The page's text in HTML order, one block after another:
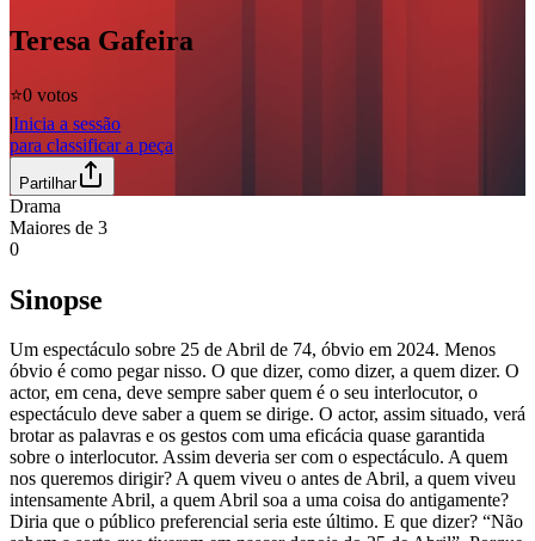
Teresa Gafeira
⭐️0 votos
|Inicia a sessão
para classificar a peça
Partilhar
Drama
Maiores de 3
0
Sinopse
Um espectáculo sobre 25 de Abril de 74, óbvio em 2024. Menos
óbvio é como pegar nisso. O que dizer, como dizer, a quem dizer. O
actor, em cena, deve sempre saber quem é o seu interlocutor, o
espectáculo deve saber a quem se dirige. O actor, assim situado, verá
brotar as palavras e os gestos com uma eficácia quase garantida
sobre o interlocutor. Assim deveria ser com o espectáculo. A quem
nos queremos dirigir? A quem viveu o antes de Abril, a quem viveu
intensamente Abril, a quem Abril soa a uma coisa do antigamente?
Diria que o público preferencial seria este último. E que dizer? “Não